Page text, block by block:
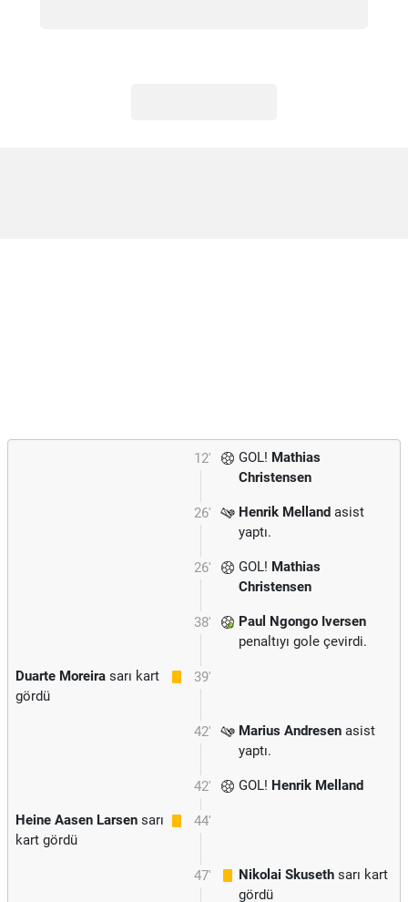
12' GOL! Mathias
Christensen
26' Henrik Melland asist
yaptı.
26' GOL! Mathias
Christensen
38'
Paul Ngongo Iversen
penaltıyı gole çevirdi.
39'
Duarte Moreira sarı kart
gördü
42' Marius Andresen asist
yaptı.
42' GOL! Henrik Melland
44'
Heine Aasen Larsen sarı
kart gördü
47' Nikolai Skuseth sarı kart
gördü